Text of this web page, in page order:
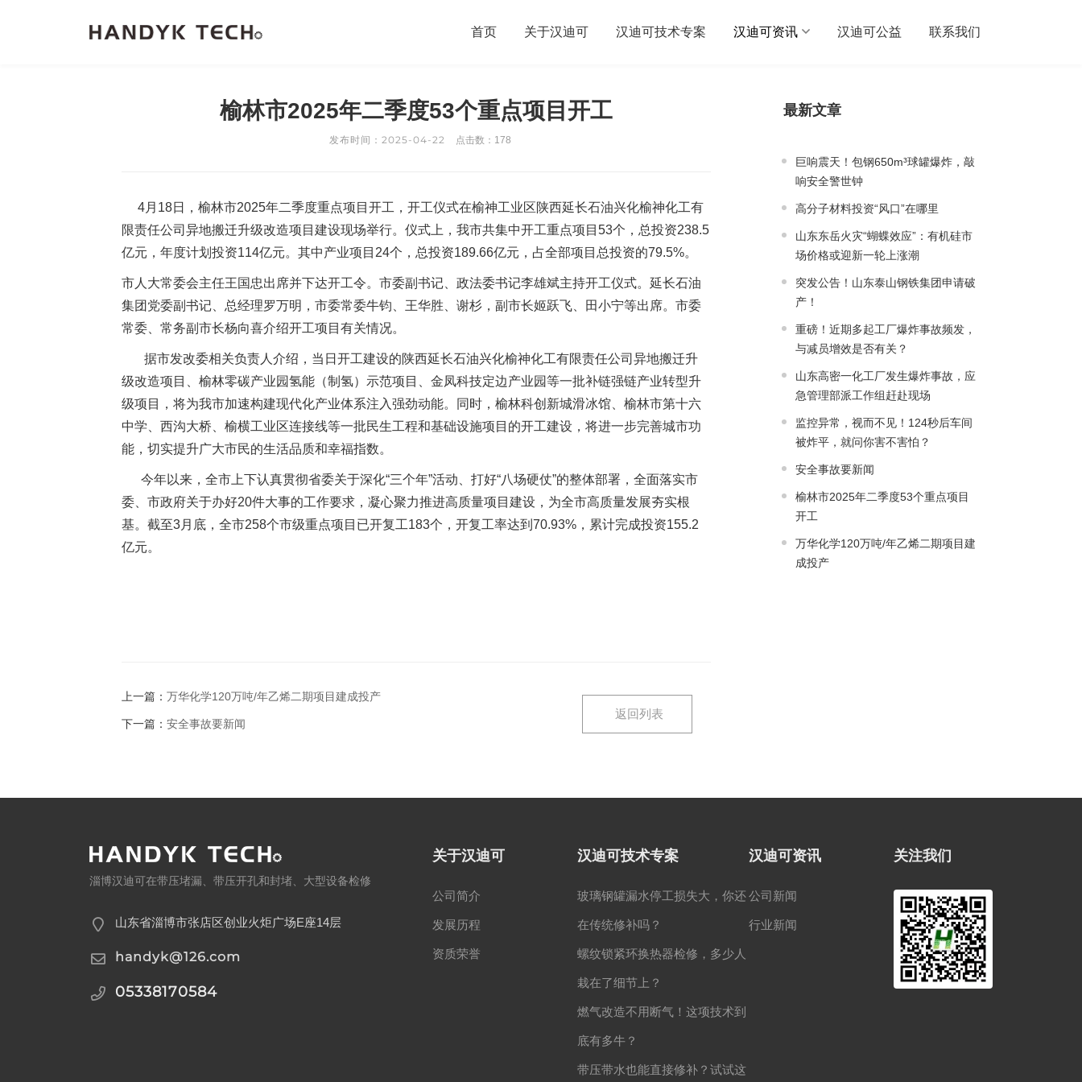
首页 关于汉迪可 汉迪可技术专案 汉迪可资讯 汉迪可公益 联系我们
榆林市2025年二季度53个重点项目开工
发布时间：2025-04-22 点击数： 178
4月18日，榆林市2025年二季度重点项目开工，开工仪式在榆神工业区陕西延长石油兴化榆神化工有
限责任公司异地搬迁升级改造项目建设现场举行。仪式上，我市共集中开工重点项目53个，总投资238.5
亿元，年度计划投资114亿元。其中产业项目24个，总投资189.66亿元，占全部项目总投资的79.5%。
市人大常委会主任王国忠出席并下达开工令。市委副书记、政法委书记李雄斌主持开工仪式。延长石油
集团党委副书记、总经理罗万明，市委常委牛钧、王华胜、谢杉，副市长姬跃飞、田小宁等出席。市委
常委、常务副市长杨向喜介绍开工项目有关情况。
据市发改委相关负责人介绍，当日开工建设的陕西延长石油兴化榆神化工有限责任公司异地搬迁升
级改造项目、榆林零碳产业园氢能（制氢）示范项目、金凤科技定边产业园等一批补链强链产业转型升
级项目，将为我市加速构建现代化产业体系注入强劲动能。同时，榆林科创新城滑冰馆、榆林市第十六
中学、西沟大桥、榆横工业区连接线等一批民生工程和基础设施项目的开工建设，将进一步完善城市功
能，切实提升广大市民的生活品质和幸福指数。
今年以来，全市上下认真贯彻省委关于深化“三个年”活动、打好“八场硬仗”的整体部署，全面落实市
委、市政府关于办好20件大事的工作要求，凝心聚力推进高质量项目建设，为全市高质量发展夯实根
基。截至3月底，全市258个市级重点项目已开复工183个，开复工率达到70.93%，累计完成投资155.2
亿元。
上一篇： 万华化学120万吨/年乙烯二期项目建成投产
下一篇： 安全事故要新闻
返回列表
最新文章
巨响震天！包钢650m³球罐爆炸，敲
响安全警世钟
高分子材料投资“风口”在哪里
山东东岳火灾“蝴蝶效应”：有机硅市
场价格或迎新一轮上涨潮
突发公告！山东泰山钢铁集团申请破
产！
重磅！近期多起工厂爆炸事故频发，
与减员增效是否有关？
山东高密一化工厂发生爆炸事故，应
急管理部派工作组赶赴现场
监控异常，视而不见！124秒后车间
被炸平，就问你害不害怕？
安全事故要新闻
榆林市2025年二季度53个重点项目
开工
万华化学120万吨/年乙烯二期项目建
成投产
淄博汉迪可在带压堵漏、带压开孔和封堵、大型设备检修
山东省淄博市张店区创业火炬广场E座14层
handyk@126.com
05338170584
关于汉迪可
公司简介
发展历程
资质荣誉
汉迪可技术专案
玻璃钢罐漏水停工损失大，你还
在传统修补吗？
螺纹锁紧环换热器检修，多少人
栽在了细节上？
燃气改造不用断气！这项技术到
底有多牛？
带压带水也能直接修补？试试这
汉迪可资讯
公司新闻
行业新闻
关注我们